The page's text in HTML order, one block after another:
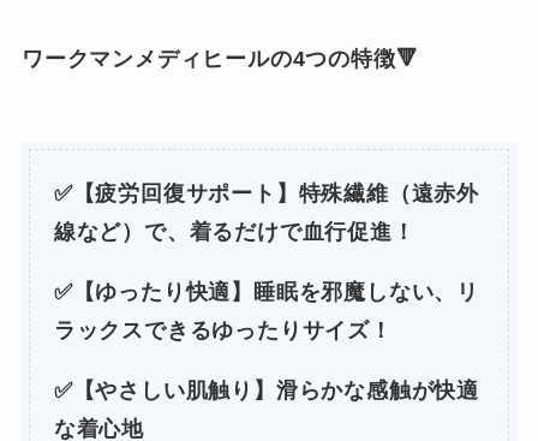
ワークマンメディヒールの4つの特徴🔻
✅【疲労回復サポート】特殊繊維（遠赤外
線など）で、着るだけで血行促進！
✅【ゆったり快適】睡眠を邪魔しない、リ
ラックスできるゆったりサイズ！
✅【やさしい肌触り】滑らかな感触が快適
な着心地